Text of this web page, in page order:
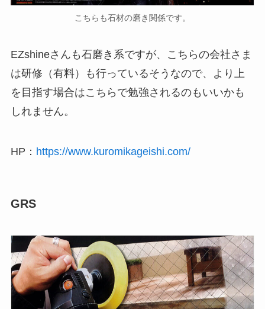
こちらも石材の磨き関係です。
EZshineさんも石磨き系ですが、こちらの会社さま
は研修（有料）も行っているそうなので、より上
を目指す場合はこちらで勉強されるのもいいかも
しれません。
HP： https://www.kuromikageishi.com/
GRS